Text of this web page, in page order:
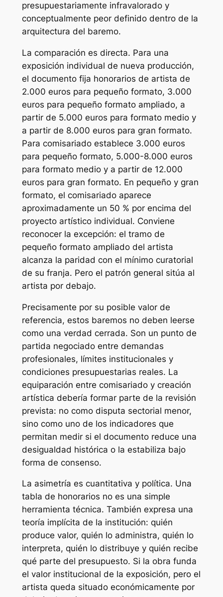
presupuestariamente infravalorado y
conceptualmente peor definido dentro de la
arquitectura del baremo.
La comparación es directa. Para una
exposición individual de nueva producción,
el documento fija honorarios de artista de
2.000 euros para pequeño formato, 3.000
euros para pequeño formato ampliado, a
partir de 5.000 euros para formato medio y
a partir de 8.000 euros para gran formato.
Para comisariado establece 3.000 euros
para pequeño formato, 5.000-8.000 euros
para formato medio y a partir de 12.000
euros para gran formato. En pequeño y gran
formato, el comisariado aparece
aproximadamente un 50 % por encima del
proyecto artístico individual. Conviene
reconocer la excepción: el tramo de
pequeño formato ampliado del artista
alcanza la paridad con el mínimo curatorial
de su franja. Pero el patrón general sitúa al
artista por debajo.
Precisamente por su posible valor de
referencia, estos baremos no deben leerse
como una verdad cerrada. Son un punto de
partida negociado entre demandas
profesionales, límites institucionales y
condiciones presupuestarias reales. La
equiparación entre comisariado y creación
artística debería formar parte de la revisión
prevista: no como disputa sectorial menor,
sino como uno de los indicadores que
permitan medir si el documento reduce una
desigualdad histórica o la estabiliza bajo
forma de consenso.
La asimetría es cuantitativa y política. Una
tabla de honorarios no es una simple
herramienta técnica. También expresa una
teoría implícita de la institución: quién
produce valor, quién lo administra, quién lo
interpreta, quién lo distribuye y quién recibe
qué parte del presupuesto. Si la obra funda
el valor institucional de la exposición, pero el
artista queda situado económicamente por